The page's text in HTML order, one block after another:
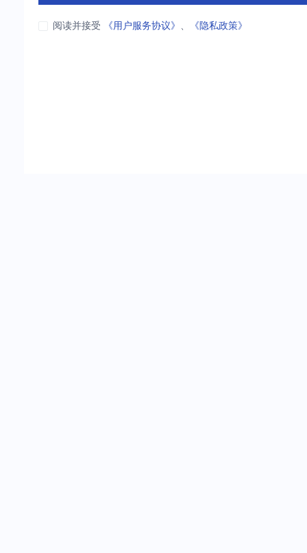
阅读并接受 《用户服务协议》 、 《隐私政策》